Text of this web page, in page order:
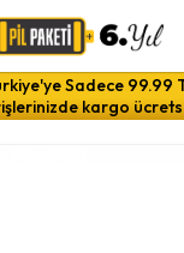
Sadece 99.99
kargo